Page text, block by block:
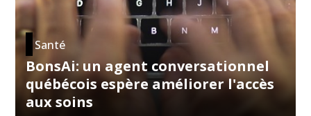
Santé
BonsAi: un agent conversationnel
québécois espère améliorer l'accès
aux soins